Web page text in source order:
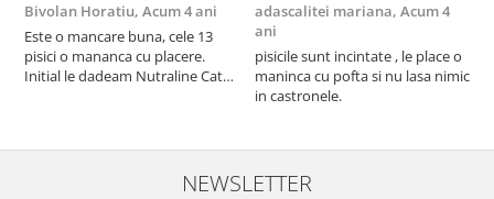
Bivolan Horatiu, Acum 4 ani
Este o mancare buna, cele 13
pisici o mananca cu placere.
Initial le dadeam Nutraline Cat
nu o mananca cu placere. Eu
sunt multumit si voi continua cu
adascalitei mariana, Acum 4
ani
pisicile sunt incintate , le place o
maninca cu pofta si nu lasa nimic
in castronele.
NEWSLETTER